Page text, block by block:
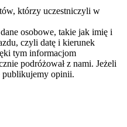
którzy uczestniczyli w
osobowe, takie jak imię i
czyli datę i kierunek
tym informacjom
podróżował z nami. Jeżeli
publikujemy opinii.